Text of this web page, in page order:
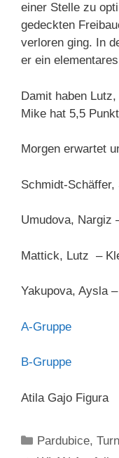
einer Stelle zu
gedeckten
verloren ging. In
er ein
Damit haben
Mike hat 5,5
Morgen erwartet
Schmidt-
Umudova, Nargiz
Mattick, Lutz –
Yakupova, Aysla
A-Gruppe
B-Gruppe
Atila Gajo Figura
Kategorien
Pardubice,